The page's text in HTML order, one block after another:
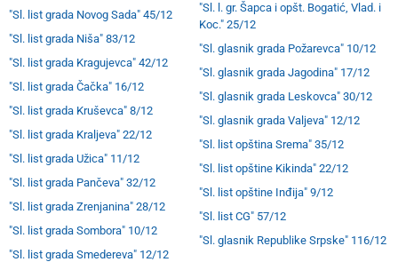
"Sl. list grada Novog Sada" 45/12
"Sl. list grada Niša" 83/12
"Sl. list grada Kragujevca" 42/12
"Sl. list grada Čačka" 16/12
"Sl. list grada Kruševca" 8/12
"Sl. list grada Kraljeva" 22/12
"Sl. list grada Užica" 11/12
"Sl. list grada Pančeva" 32/12
"Sl. list grada Zrenjanina" 28/12
"Sl. list grada Sombora" 10/12
"Sl. list grada Smedereva" 12/12
"Sl. l. gr. Šapca i opšt. Bogatić, Vlad. i
Koc." 25/12
"Sl. glasnik grada Požarevca" 10/12
"Sl. glasnik grada Jagodina" 17/12
"Sl. glasnik grada Leskovca" 30/12
"Sl. glasnik grada Valjeva" 12/12
"Sl. list opština Srema" 35/12
"Sl. list opštine Kikinda" 22/12
"Sl. list opštine Inđija" 9/12
"Sl. list CG" 57/12
"Sl. glasnik Republike Srpske" 116/12